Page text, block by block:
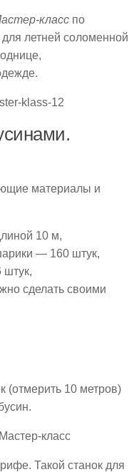
класс по
летней соломенной
материалы и
10 м,
— 160 штук,
штук,
сделать своими
(отмерить 10 метров)
Такой станок для